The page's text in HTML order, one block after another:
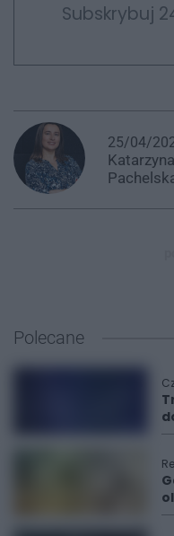
Subskrybuj
25/04/
Katarzyna
Polecane